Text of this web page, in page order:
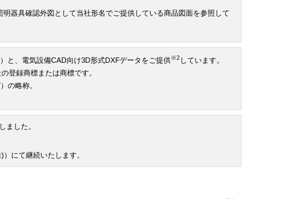
器具確認外図として当社形名でご提供している商品図面を参照して
と、電気設備CAD向け3D形式DXFデータをご提供※2 しています。
登録商標または商標です。
の略称。
ました。
にて継続いたします。